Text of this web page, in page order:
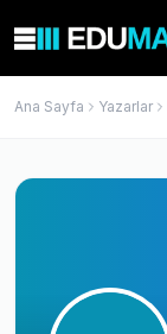
Ana Sayfa Yazarlar